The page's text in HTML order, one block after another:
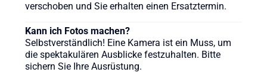
verschoben und Sie erhalten einen Ersatztermin.
Kann ich Fotos machen?
Selbstverständlich! Eine Kamera ist ein Muss, um
die spektakulären Ausblicke festzuhalten. Bitte
sichern Sie Ihre Ausrüstung.